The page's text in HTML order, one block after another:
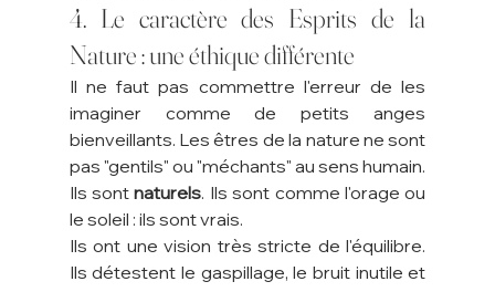
4. Le caractère des Esprits de la
Nature : une éthique différente
Il ne faut pas commettre l'erreur de les
imaginer comme de petits anges
bienveillants. Les êtres de la nature ne sont
pas "gentils" ou "méchants" au sens humain.
Ils sont naturels. Ils sont comme l'orage ou
le soleil : ils sont vrais.
Ils ont une vision très stricte de l'équilibre.
Ils détestent le gaspillage, le bruit inutile et